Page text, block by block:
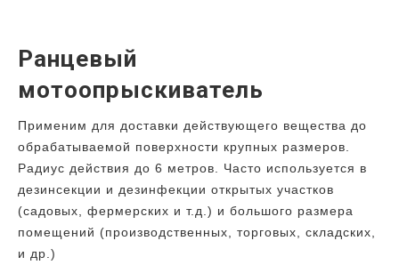
Ранцевый
мотоопрыскиватель
Применим для доставки действующего вещества до
обрабатываемой поверхности крупных размеров.
Радиус действия до 6 метров. Часто используется в
дезинсекции и дезинфекции открытых участков
(садовых, фермерских и т.д.) и большого размера
помещений (производственных, торговых, складских,
и др.)